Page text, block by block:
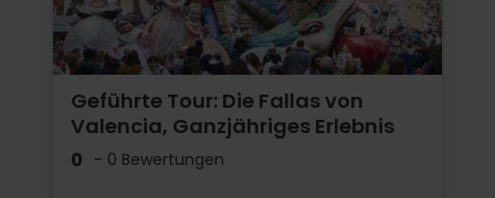
Geführte Tour: Die Fallas von
Valencia, Ganzjähriges Erlebnis
0 - 0 Bewertungen